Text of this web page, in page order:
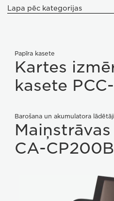
Lapa pēc kategorijas
Papīra kasete
Kartes
kasete
Barošana un akumulatora lādētāji
CA-CP200B